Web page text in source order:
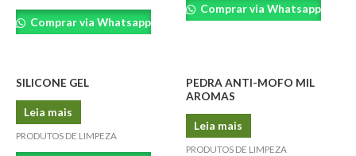
Comprar via Whatsapp
Comprar via Whatsapp
SILICONE GEL
Leia mais
PRODUTOS DE LIMPEZA
PEDRA ANTI-MOFO MIL
AROMAS
Leia mais
PRODUTOS DE LIMPEZA